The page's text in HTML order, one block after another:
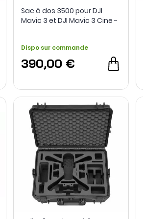
Sac à dos 3500 pour DJI
Mavic 3 et DJI Mavic 3 Cine -
Dispo sur commande
390,00 €